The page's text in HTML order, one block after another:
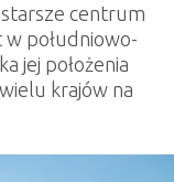
centrum
południowo-
jej położenia
krajów na